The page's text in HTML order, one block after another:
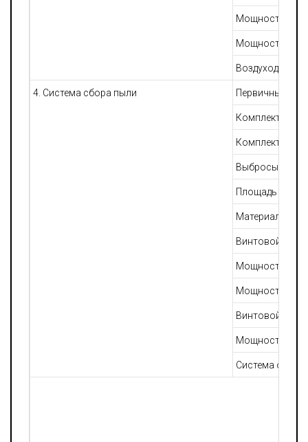
Мощность
Мощность
Воздуходувка,
4. Система сбора пыли Первичный
Комплект
Комплект
Выбросы
Площадь
Материал
Винтовой
Мощность: 4
Мощность
Винтовой
Мощность
Система